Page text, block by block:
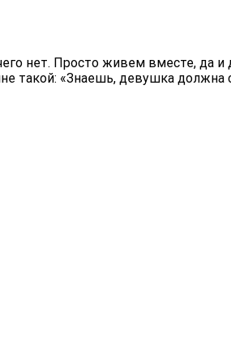
нет. Просто живем вместе, да
такой: «Знаешь, девушка должна